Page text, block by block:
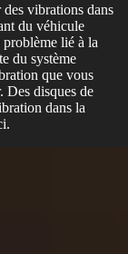
des vibrations dans
du véhicule
lié à la
du système
que vous
Des disques de
dans la